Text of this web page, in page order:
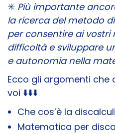
✳️ Più importante
la ricerca del metodo
per consentire ai vostri
difficoltà e sviluppare
e autonomia nella
Ecco gli argomenti
voi ⬇️⬇️⬇️
Che cos’è la
Matematica per